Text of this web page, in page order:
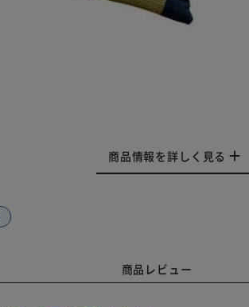
商品情報を詳しく見る
商品レビュー